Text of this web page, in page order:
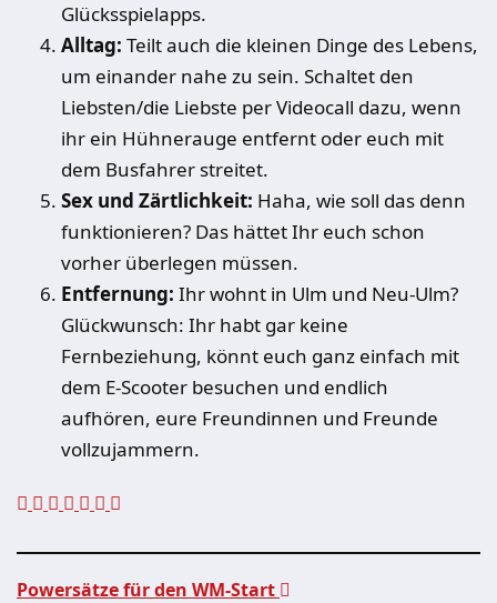
Glücksspielapps.
Alltag: Teilt auch die kleinen Dinge des Lebens,
um einander nahe zu sein. Schaltet den
Liebsten/die Liebste per Videocall dazu, wenn
ihr ein Hühnerauge entfernt oder euch mit
dem Busfahrer streitet.
Sex und Zärtlichkeit: Haha, wie soll das denn
funktionieren? Das hättet Ihr euch schon
vorher überlegen müssen.
Entfernung: Ihr wohnt in Ulm und Neu-Ulm?
Glückwunsch: Ihr habt gar keine
Fernbeziehung, könnt euch ganz einfach mit
dem E-Scooter besuchen und endlich
aufhören, eure Freundinnen und Freunde
vollzujammern.
Powersätze für den WM-Start